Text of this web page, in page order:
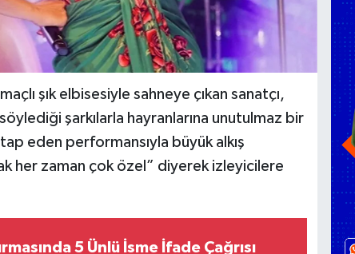
şık elbisesiyle sahneye çıkan sanatçı,
şarkılarla hayranlarına unutulmaz bir
eden performansıyla büyük alkış
her zaman çok özel” diyerek izleyicilere
5 Ünlü İsme İfade Çağrısı